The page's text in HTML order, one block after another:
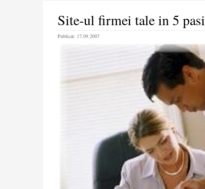
Site-ul firmei tale in 5 pasi
Publicat: 17.09.2007